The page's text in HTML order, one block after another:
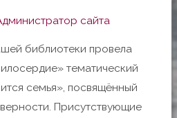
сайта
библиотеки провела
тематический
семья», посвящённый
Присутствующие